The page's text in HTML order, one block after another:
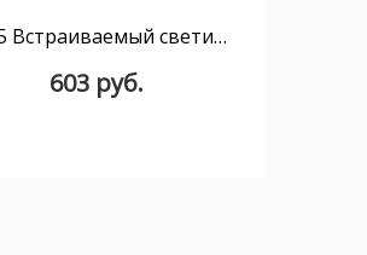
9295 Встраиваемый светильник MANTRA EILAT
603 руб.